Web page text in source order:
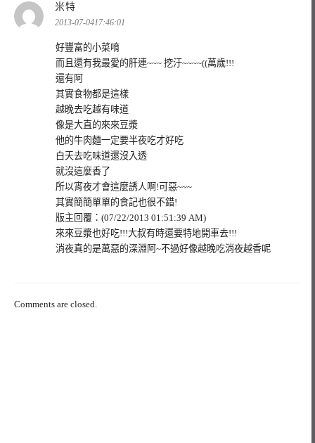
米特
示:
2013-07-0417:46:01
好豐富的小菜唷
而且還有我最愛的肝連~~~ 挖汙~~~~((萬歲!!!
還有阿
其實食物都是這樣
越晚去吃越有味道
像是大直的來來豆漿
他的牛肉麵一定要半夜吃才好吃
白天去吃味道還沒入透
就沒這麼香了
所以宵夜才會這麼誘人啊!可惡~~~
其實簡簡單單的食記也很不錯!
版主回覆：(07/22/2013 01:51:39 AM)
來來豆漿也好吃!!!大叔有時還要特地開車去!!!
消夜真的是萬惡的深淵阿~不過好像越晚吃消夜越香呢
Comments are closed.